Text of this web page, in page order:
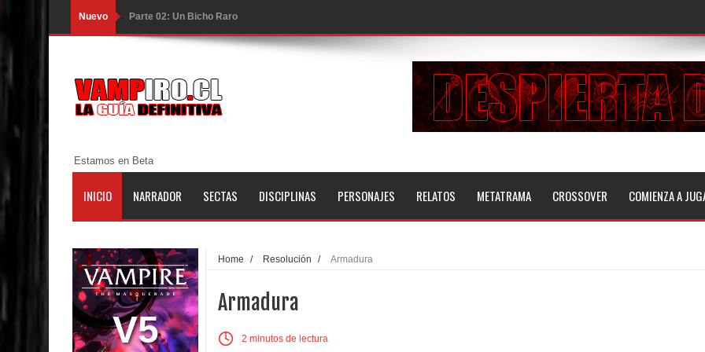
Nuevo Parte 02: Un Bicho Raro
Parte 01: Una Misión de Locos
Parte 03: Forastero en Tierra Muerta
Parte 10: El Secreto
Parte 06: El Trato con los Muertos
Parte 05: Sitiados
Parte 04: Se Descubre el Pastel
Parte 03: Una Piraña en el Bidé
Estamos en Beta
INICIO NARRADOR SECTAS DISCIPLINAS PERSONAJES RELATOS METATRAMA CROSSOVER COMIENZA A
V5
Home / Resolución / Armadura
Armadura
2 minutos de lectura